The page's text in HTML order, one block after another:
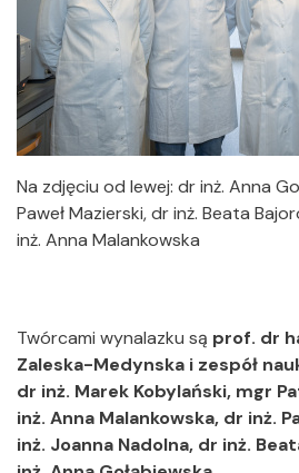
Na zdjęciu od lewej: dr inż. Anna
Paweł Mazierski, dr inż. Beata
inż. Anna Malankowska
Twórcami wynalazku są prof. dr
Zaleska-Medynska i zespół
dr inż. Marek Kobylański, mgr
inż. Anna Malankowska, dr inż.
inż. Joanna Nadolna, dr inż.